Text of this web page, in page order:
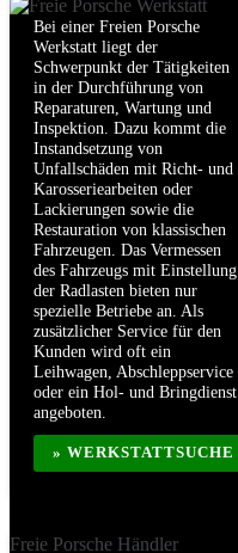
Bei einer Freien Porsche
Werkstatt liegt der
Schwerpunkt der Tätigkeiten
in der Durchführung von
Reparaturen, Wartung und
Inspektion. Dazu kommt die
Instandsetzung von
Unfallschäden mit Richt- und
Karosseriearbeiten oder
Lackierungen sowie die
Restauration von klassischen
Fahrzeugen. Das Vermessen
des Fahrzeugs mit Einstellung
der Radlasten bieten nur
spezielle Betriebe an. Als
zusätzlicher Service für den
Kunden wird oft ein
Leihwagen, Abschleppservice
oder ein Hol- und Bringdienst
angeboten.
» WERKSTATTSUCHE
Freie Porsche Händler